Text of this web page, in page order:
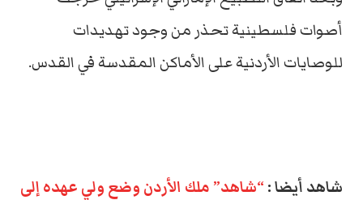
أصوات فلسطينية تحذر من وجود تهديدات
للوصايات الأردنية على الأماكن المقدسة في القدس.
شاهد أيضا : “شاهد” ملك الأردن وضع ولي عهده إلى